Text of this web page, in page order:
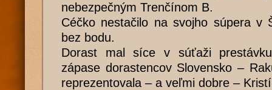
nebezpečným Trenčínom B.
Céčko nestačilo na svojho súpera v
bez bodu.
Dorast mal síce v súťaži
zápase dorastencov Slovensko –
reprezentovala – a veľmi dobre –